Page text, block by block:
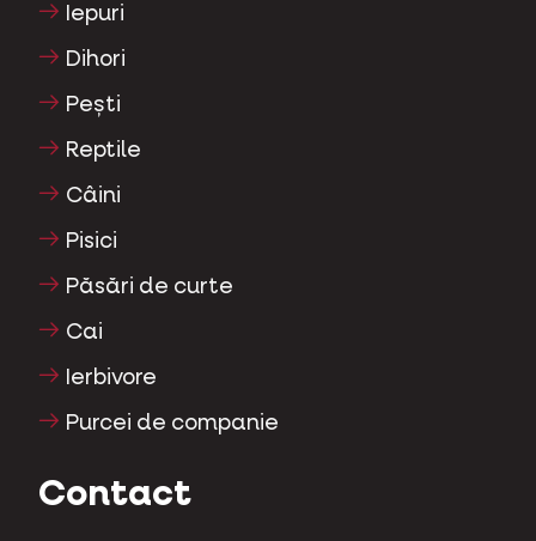
Iepuri
Dihori
Pești
Reptile
Câini
Pisici
Păsări de curte
Cai
Ierbivore
Purcei de companie
Contact